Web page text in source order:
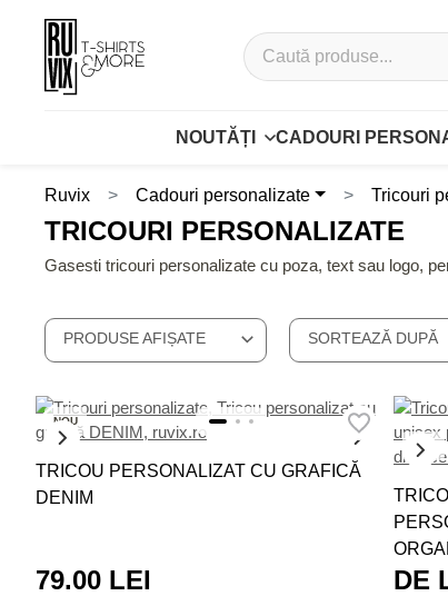
NOUTĂȚI CADOURI
Ruvix Cadouri personalizate Tricouri
TRICOURI PERSONALIZATE
Gasesti tricouri personalizate cu poza, text sau logo,
PRODUSE AFIȘATE SORTEAZĂ DUPĂ
NOU
TRICOU PERSONALIZAT CU GRAFICĂ
DENIM
79.00 LEI
NOU
DE